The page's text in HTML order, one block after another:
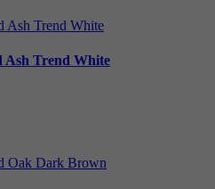
Ash Trend White